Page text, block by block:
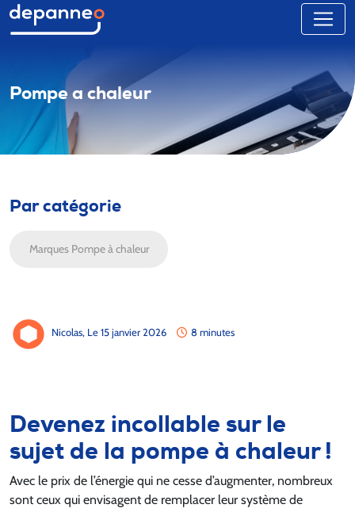
Pompe a chaleur
Par catégorie
Marques Pompe à chaleur
Nicolas, Le 15 janvier 2026 8 minutes
Devenez incollable sur le
sujet de la pompe à chaleur !
Avec le prix de l’énergie qui ne cesse d’augmenter, nombreux
sont ceux qui envisagent de remplacer leur système de